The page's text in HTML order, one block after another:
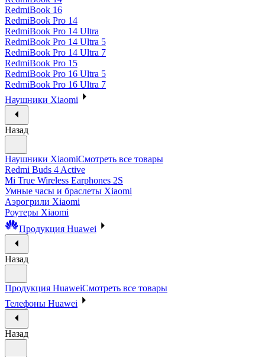
RedmiBook 16
RedmiBook Pro 14
RedmiBook Pro 14 Ultra
RedmiBook Pro 14 Ultra 5
RedmiBook Pro 14 Ultra 7
RedmiBook Pro 15
RedmiBook Pro 16 Ultra 5
RedmiBook Pro 16 Ultra 7
Наушники Xiaomi
Назад
Наушники XiaomiСмотреть все товары
Redmi Buds 4 Active
Mi True Wireless Earphones 2S
Умные часы и браслеты Xiaomi
Аэрогрили Xiaomi
Роутеры Xiaomi
Продукция Huawei
Назад
Продукция HuaweiСмотреть все товары
Телефоны Huawei
Назад